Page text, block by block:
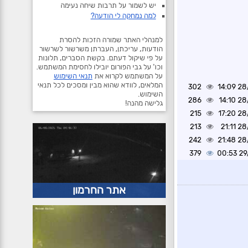
28/
302
28/
286
28/
215
28/
213
28/
242
29/
379
יש לשמור על תרבות שיחה נעימה
למה נמחקה לי הודעה?
למנהלי האתר שמורה הזכות להסרת
הודעות, עריכתן, העברתן משרשור לשרשור
על פי שיקול דעתם. בקשת הסברים, תלונות
וכו' על גבי הפורום יובילו לחסימת המשתמש.
על המשתמש לקרוא את תנאי השימוש
המלאים, לוודא שהוא מבין ומסכים לכל תנאי
השימוש.
גלישה מהנה!
אתר החרמון